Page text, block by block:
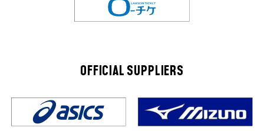
OFFICIAL SUPPLIERS